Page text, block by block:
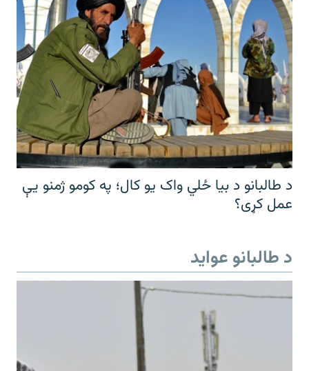
د طالبانو د بیا ځلي واک یو کال؛ په کومو ژمنو یې
عمل کړی؟
د طالبانو عواید